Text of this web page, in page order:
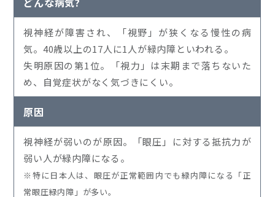
視神経が障害され、「視野」が狭くなる慢性の病
気。40歳以上の17人に1人が緑内障といわれる。
失明原因の第1位。「視力」は末期まで落ちないた
め、自覚症状がなく気づきにくい。
原因
視神経が弱いのが原因。「眼圧」に対する抵抗力が
弱い人が緑内障になる。
※特に日本人は、眼圧が正常範囲内でも緑内障になる「正
常眼圧緑内障」が多い。